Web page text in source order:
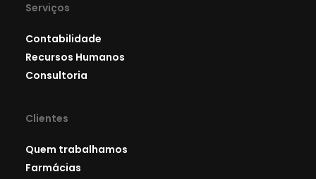
Serviços
Contabilidade
Recursos Humanos
Consultoria
Clientes
Quem trabalhamos
Farmácias